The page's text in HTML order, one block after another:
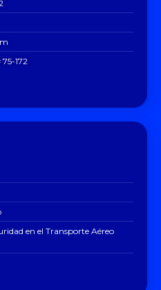
172
en el Transporte Aéreo